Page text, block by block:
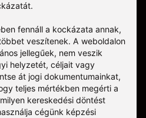
fennáll a kockázata annak,
veszítenek. A weboldalon
jellegűek, nem veszik
helyzetét, céljait vagy
át jogi dokumentumainkat,
teljes mértékben megérti a
kereskedési döntést
cégünk képzési